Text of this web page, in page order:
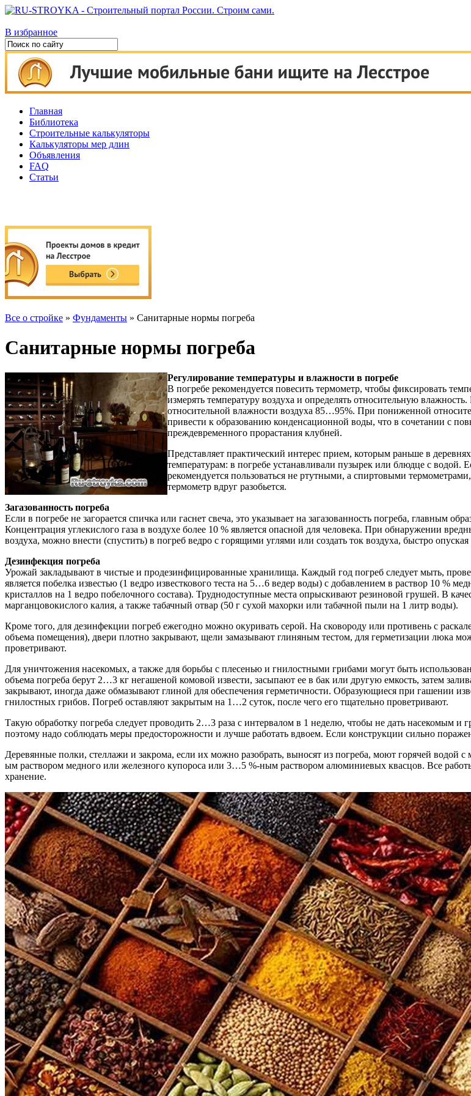
В избранное
Главная
Библиотека
Строительные калькуляторы
Калькуляторы мер длин
Объявления
FAQ
Статьи
Все о стройке » Фундаменты » Санитарные нормы погреба
Санитарные нормы погреба
Регулирование температуры и влажности в погребе
В погребе рекомендуется повесить термометр, чтобы фиксировать
измерять температуру воздуха и определять относительную
относительной влажности воздуха 85…95%. При пониженной
привести к образованию конденсационной воды, что в сочетании с
преждевременного прорастания клубней.
Представляет практический интерес прием, которым раньше в
температурам: в погребе устанавливали пузырек или блюдце с водой.
рекомендуется пользоваться не ртутными, а спиртовыми
термометр вдруг разобьется.
Загазованность погреба
Если в погребе не загорается спичка или гаснет свеча, это указывает на загазованность погреба, главным
Концентрация углекислого газа в воздухе более 10 % является опасной для человека. При обнаружении
воздуха, можно внести (спустить) в погреб ведро с горящими углями или создать ток воздуха, быстро
Дезинфекция погреба
Урожай закладывают в чистые и продезинфицированные хранилища. Каждый год погреб следует мыть,
является побелка известью (1 ведро известкового теста на 5…6 ведер воды) с добавлением в раствор 10 %
кристаллов на 1 ведро побелочного состава). Труднодоступные места опрыскивают резиновой грушей. В
марганцовокислого калия, а также табачный отвар (50 г сухой махорки или табачной пыли на 1 литр воды).
Кроме того, для дезинфекции погреб ежегодно можно окуривать серой. На сковороду или противень с
объема помещения), двери плотно закрывают, щели замазывают глиняным тестом, для герметизации люка
проветривают.
Для уничтожения насекомых, а также для борьбы с плесенью и гнилостными грибами могут быть
объема погреба берут 2…3 кг негашеной комовой извести, засыпают ее в бак или другую емкость, затем
закрывают, иногда даже обмазывают глиной для обеспечения герметичности. Образующиеся при гашении
гнилостных грибов. Погреб оставляют закрытым на 1…2 суток, после чего его тщательно проветривают.
Такую обработку погреба следует проводить 2…3 раза с интервалом в 1 неделю, чтобы не дать насекомым и
поэтому надо соблюдать меры предосторожности и лучше работать вдвоем. Если конструкции сильно
Деревянные полки, стеллажи и закрома, если их можно разобрать, выносят из погреба, моют горячей
ым раствором медного или железного купороса или 3…5 %-ным раствором алюминиевых квасцов. Все
хранение.